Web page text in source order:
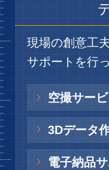
現場の創意工
サポートを行
空撮サー
3Dデータ
電子納品